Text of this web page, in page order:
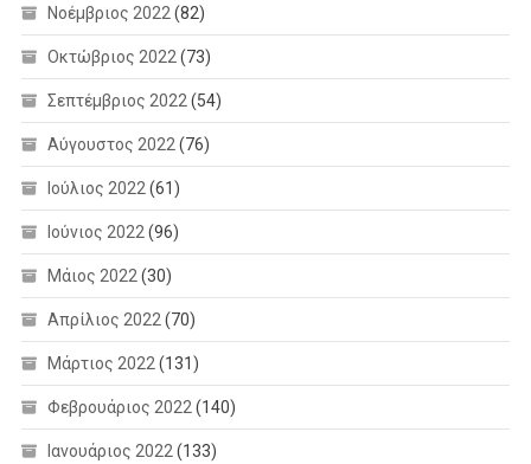
Νοέμβριος 2022 (82)
Οκτώβριος 2022 (73)
Σεπτέμβριος 2022 (54)
Αύγουστος 2022 (76)
Ιούλιος 2022 (61)
Ιούνιος 2022 (96)
Μάιος 2022 (30)
Απρίλιος 2022 (70)
Μάρτιος 2022 (131)
Φεβρουάριος 2022 (140)
Ιανουάριος 2022 (133)